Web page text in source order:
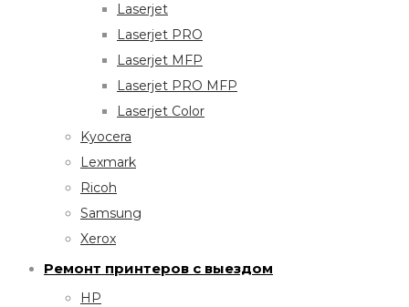
Laserjet
Laserjet PRO
Laserjet MFP
Laserjet PRO MFP
Laserjet Color
Kyocera
Lexmark
Ricoh
Samsung
Xerox
Ремонт принтеров с выездом
HP